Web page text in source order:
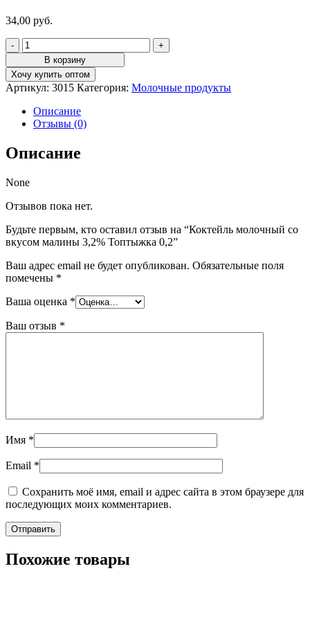
34,00 руб.
Количество
товара
Коктейль
молочный
со
вкусом
малины
3,2%
0,2
В корзину
Хочу купить оптом
Артикул: 3015 Категория: Молочные продукты
Описание
Отзывы (0)
Описание
None
Отзывов пока нет.
Будьте первым, кто оставил отзыв на “Коктейль молочный со
вкусом малины 3,2% Топтыжка 0,2”
Ваш адрес email не будет опубликован. Обязательные поля
помечены *
Ваша оценка *
Ваш отзыв *
Имя *
Email *
Сохранить моё имя, email и адрес сайта в этом браузере для
последующих моих комментариев.
Похожие товары